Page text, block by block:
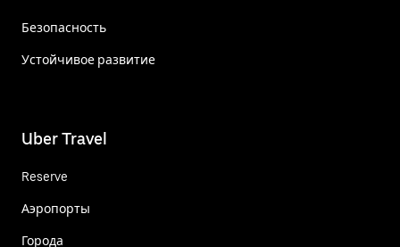
Безопасность
Устойчивое развитие
Uber Travel
Reserve
Аэропорты
Города